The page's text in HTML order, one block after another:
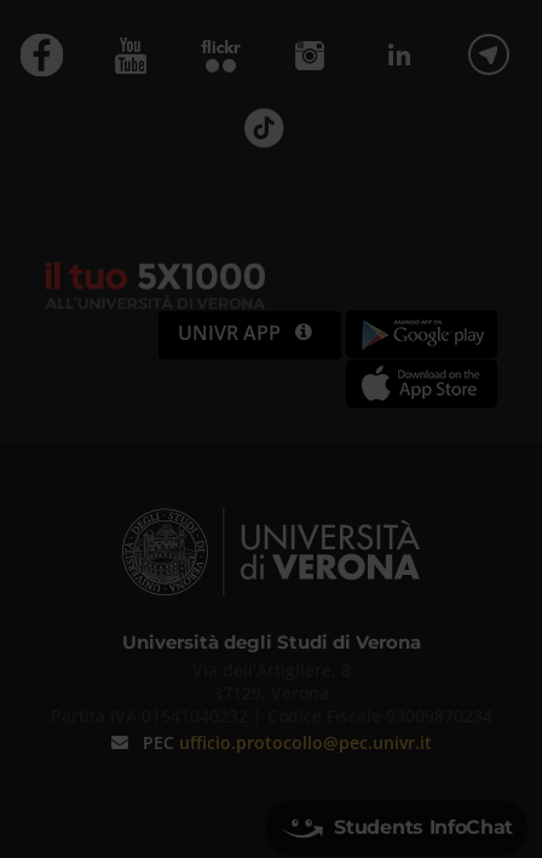
UNIVR APP
Università degli Studi di Verona
PEC ufficio.protocollo@pec.univr.it
Students InfoChat